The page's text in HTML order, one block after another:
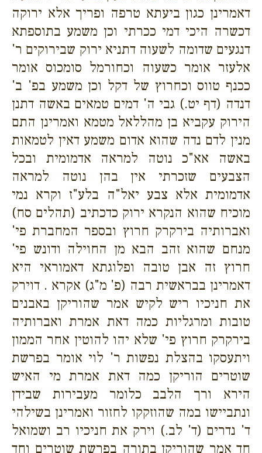
דאמרינן כגון ביעתא טרפה ופריך אלא ירוקה
דכשרה היכי דמי ככרתי וכן משמע בתוספתא
דנגעים שדומה לשעוה דתניא ירוק שבירוקים ר'
אלעזר אומר כשעוה וכחורמל סומכוס אומר
ככנף טווס וכחרוץ של דקל וכן משמע בפ' ב'
דנדה (דף יט.) גבי ה' דמים טמאים באשה דתנן
הירוק עקביא בן מהללאל מטמא ואמרינן התם
מנין לדם נדה שהוא אדום משמע דאין לטמאות
באשה אא"כ נוטה למראה אדמומית ובכל
הצבעים שזכרתי אין בהן נוטה למראה
אדמומית אלא צבע יאל"ה בלע"ז וקרא נמי
מוכיח שהוא הנקרא ירוק כדכתיב (תהלים סח)
ואברותיה בירקרק חרוץ ובספר המחברת פי'
מנחם שהוא זהב הבא מן החוילה ודונש פי'
חרוץ זה אבן טובה ופלוגתא דאמוראי היא
דאמרינן בבראשית רבה (פ' מ"ג) אקרא . דוירק
את חניכיו ריש לקיש אמר שהוריקן באבנים
טובות ומרגליות כמה דאת אמרת ואברותיה
בירקרק חרוץ פי' שלא יהו להוטין אחר הממון
ויתעסקו בהצלת נפשות ר' לוי אומר בפרשת
שוטרים הוריקן כמה דאת אמרת מי האיש
הירא ורך הלבב כלומר מעבירות שבידן
ונתביישו במה שהוזקקו לחזור ואמרינן בשילהי
ד' נדרים (ד' לב.) וירק את חניכיו רב ושמואל
חד אמר שהוריקן בתורה בפרשת שוטרים וחד